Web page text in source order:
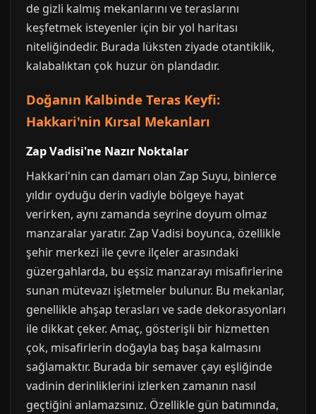
de gizli kalmış mekanlarını ve teraslarını
keşfetmek isteyenler için bir yol haritası
niteliğindedir. Burada lüksten ziyade otantiklik,
kalabalıktan çok huzur ön plandadır.
Doğanın Kalbinde Teras Keyfi:
Hakkari'nin Kırsal Mekanları
Zap Vadisi'ne Nazır Noktalar
Hakkari'nin can damarı olan Zap Suyu, binlerce
yıldır oyduğu derin vadiyle bölgeye hayat
verirken, aynı zamanda seyrine doyum olmaz
manzaralar yaratır. Zap Vadisi boyunca, özellikle
şehir merkezi ile çevre ilçeler arasındaki
güzergahlarda, bu eşsiz manzarayı misafirlerine
sunan mütevazı işletmeler bulunur. Bu mekanlar,
genellikle ahşap terasları ve sade dekorasyonları
ile dikkat çeker. Amaç, gösterişli bir hizmetten
çok, misafirlerin doğayla baş başa kalmasını
sağlamaktır. Burada bir semaver çayı eşliğinde
vadinin derinliklerini izlerken zamanın nasıl
geçtiğini anlamazsınız. Özellikle gün batımında,